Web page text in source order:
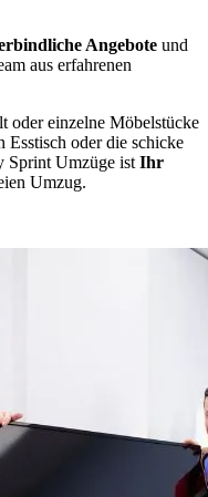
Angebote und
aus erfahrenen
oder einzelne Möbelstücke
Esstisch oder die schicke
Sprint Umzüge ist Ihr
Umzug.